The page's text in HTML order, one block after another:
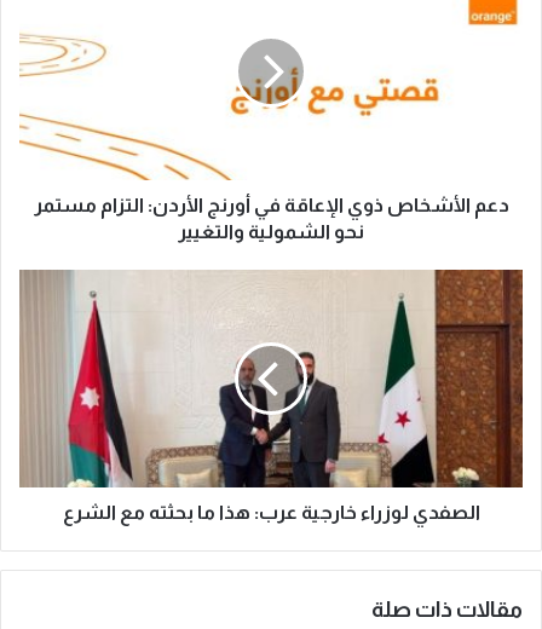
دعم الأشخاص ذوي الإعاقة في أورنج الأردن: التزام مستمر
نحو الشمولية والتغيير
الصفدي لوزراء خارجية عرب: هذا ما بحثته مع الشرع
مقالات ذات صلة